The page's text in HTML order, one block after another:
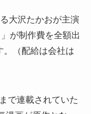
大沢たかおが主演
が制作費を全額出
。（配給は会社は
で連載されていた